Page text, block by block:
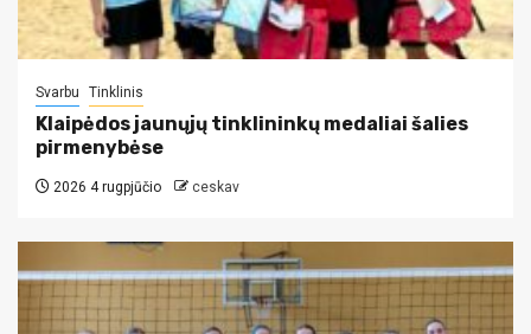
Svarbu Tinklinis
Klaipėdos jaunųjų tinklininkų medaliai šalies
pirmenybėse
2026 4 rugpjūčio ceskav